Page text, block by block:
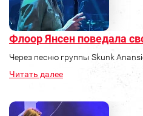
Флоор Янсен поведала
Через песню группы Skunk
Читать далее